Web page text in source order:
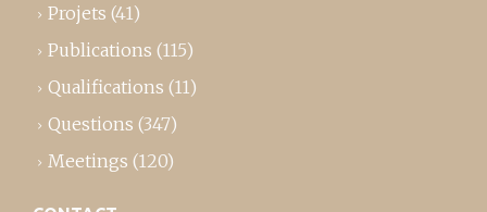
Projets (41)
Publications (115)
Qualifications (11)
Questions (347)
Meetings (120)